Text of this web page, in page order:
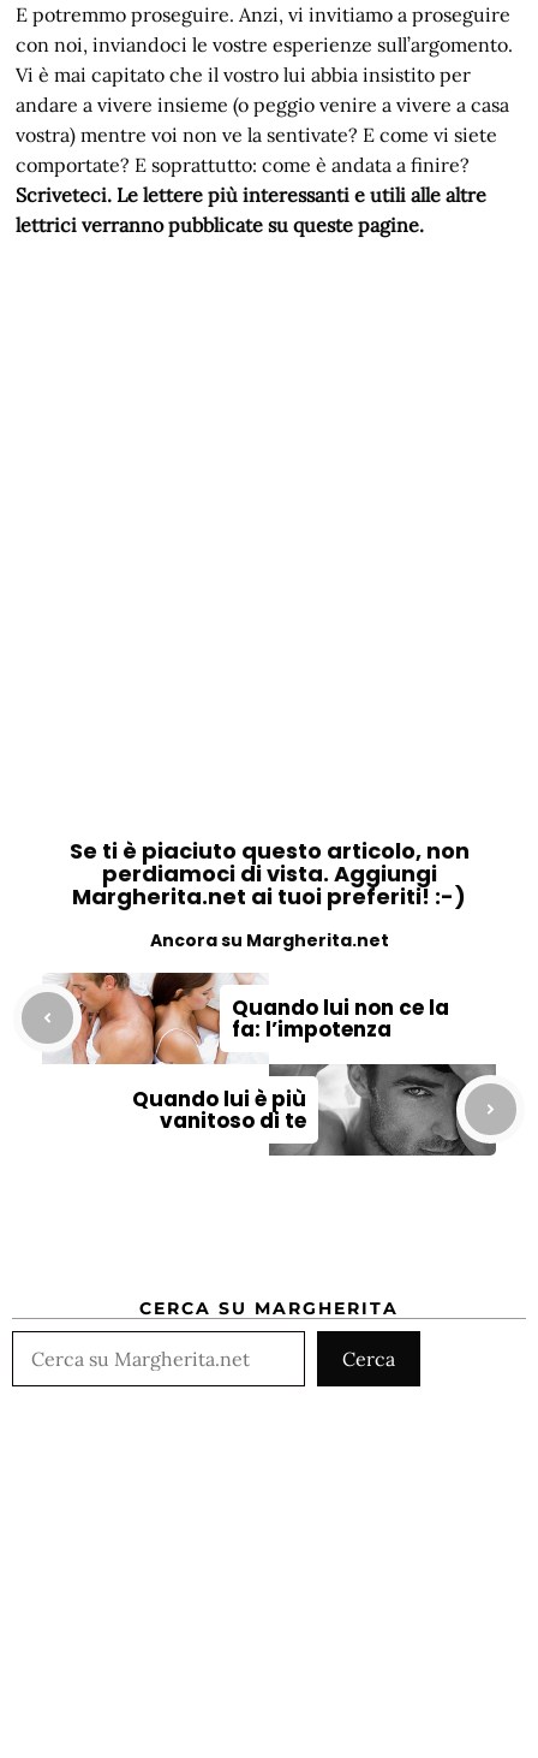
E potremmo proseguire. Anzi, vi invitiamo a proseguire
con noi, inviandoci le vostre esperienze sull’argomento.
Vi è mai capitato che il vostro lui abbia insistito per
andare a vivere insieme (o peggio venire a vivere a casa
vostra) mentre voi non ve la sentivate? E come vi siete
comportate? E soprattutto: come è andata a finire?
Scriveteci. Le lettere più interessanti e utili alle altre
lettrici verranno pubblicate su queste pagine.
Se ti è piaciuto questo articolo, non
perdiamoci di vista. Aggiungi
Margherita.net ai tuoi preferiti! :-)
Ancora su Margherita.net
Quando lui non ce la
fa: l’impotenza
Quando lui è più
vanitoso di te
CERCA SU MARGHERITA
Cerca